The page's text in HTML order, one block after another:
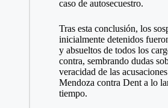
caso de autosecuestro.
Tras esta conclusión, los
inicialmente detenidos
y absueltos de todos los
contra, sembrando dudas
veracidad de las
Mendoza contra Dent a lo
tiempo.